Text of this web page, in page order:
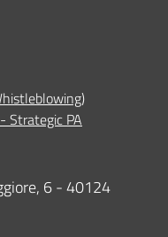
Strategic PA
6 - 40124